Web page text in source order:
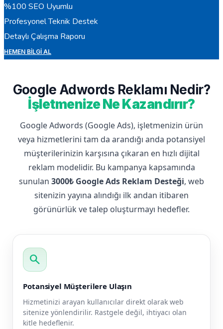
%100 SEO Uyumlu
Profesyonel Teknik Destek
Detaylı Çalışma Raporu
HEMEN BILGI AL
Google Adwords Reklamı Nedir?
İşletmenize Ne Kazandırır?
Google Adwords (Google Ads), işletmenizin ürün
veya hizmetlerini tam da arandığı anda potansiyel
müşterilerinizin karşısına çıkaran en hızlı dijital
reklam modelidir. Bu kampanya kapsamında
sunulan 3000₺ Google Ads Reklam Desteği, web
sitenizin yayına alındığı ilk andan itibaren
görünürlük ve talep oluşturmayı hedefler.
search
Potansiyel Müşterilere Ulaşın
Hizmetinizi arayan kullanıcılar direkt olarak web
sitenize yönlendirilir. Rastgele değil, ihtiyacı olan
kitle hedeflenir.